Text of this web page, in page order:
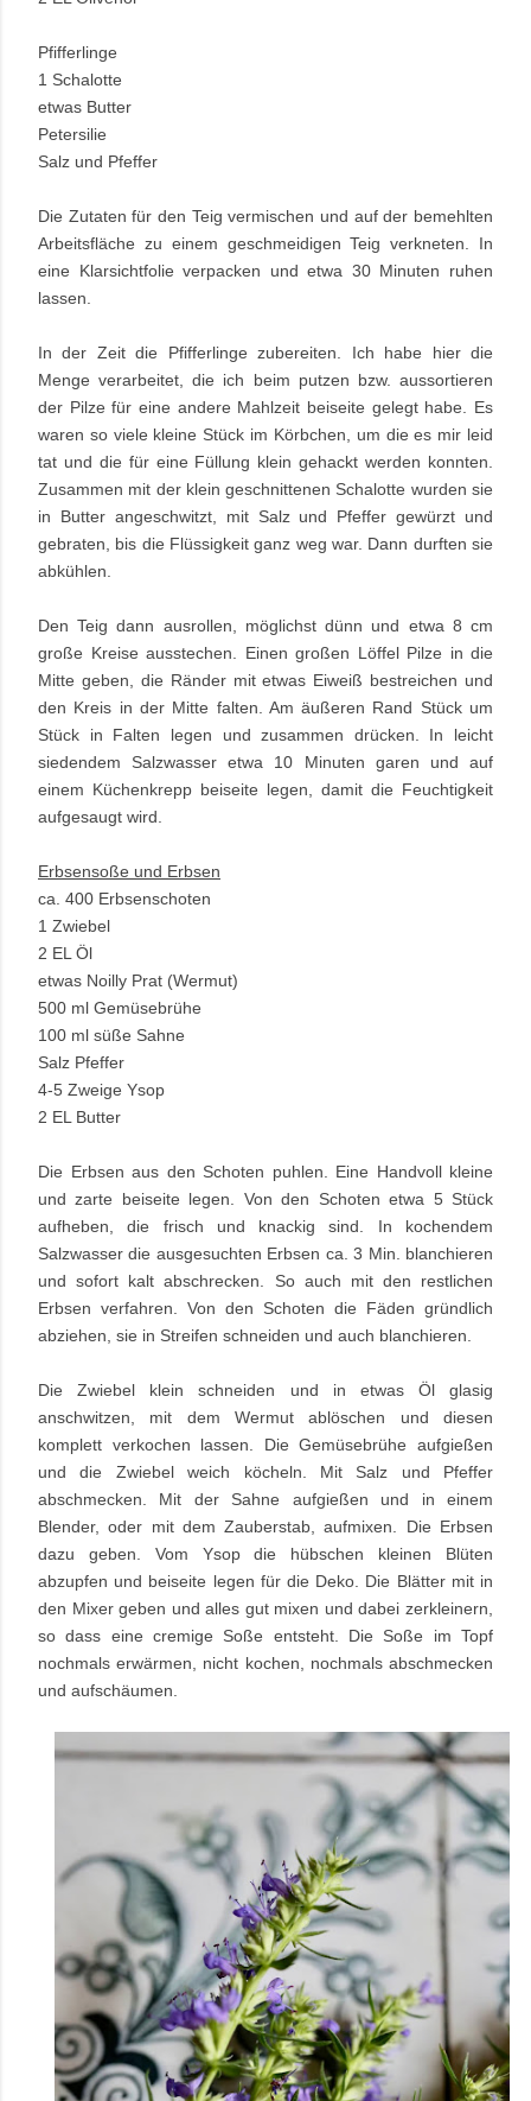
Pfifferlinge
1 Schalotte
etwas Butter
Petersilie
Salz und Pfeffer
Die Zutaten für den Teig vermischen und auf der bemehlten
Arbeitsfläche zu einem geschmeidigen Teig verkneten. In
eine Klarsichtfolie verpacken und etwa 30 Minuten ruhen
lassen.
In der Zeit die Pfifferlinge zubereiten. Ich habe hier die
Menge verarbeitet, die ich beim putzen bzw. aussortieren
der Pilze für eine andere Mahlzeit beiseite gelegt habe. Es
waren so viele kleine Stück im Körbchen, um die es mir leid
tat und die für eine Füllung klein gehackt werden konnten.
Zusammen mit der klein geschnittenen Schalotte wurden sie
in Butter angeschwitzt, mit Salz und Pfeffer gewürzt und
gebraten, bis die Flüssigkeit ganz weg war. Dann durften sie
abkühlen.
Den Teig dann ausrollen, möglichst dünn und etwa 8 cm
große Kreise ausstechen. Einen großen Löffel Pilze in die
Mitte geben, die Ränder mit etwas Eiweiß bestreichen und
den Kreis in der Mitte falten. Am äußeren Rand Stück um
Stück in Falten legen und zusammen drücken. In leicht
siedendem Salzwasser etwa 10 Minuten garen und auf
einem Küchenkrepp beiseite legen, damit die Feuchtigkeit
aufgesaugt wird.
Erbsensoße und Erbsen
ca. 400 Erbsenschoten
1 Zwiebel
2 EL Öl
etwas Noilly Prat (Wermut)
500 ml Gemüsebrühe
100 ml süße Sahne
Salz Pfeffer
4-5 Zweige Ysop
2 EL Butter
Die Erbsen aus den Schoten puhlen. Eine Handvoll kleine
und zarte beiseite legen. Von den Schoten etwa 5 Stück
aufheben, die frisch und knackig sind. In kochendem
Salzwasser die ausgesuchten Erbsen ca. 3 Min. blanchieren
und sofort kalt abschrecken. So auch mit den restlichen
Erbsen verfahren. Von den Schoten die Fäden gründlich
abziehen, sie in Streifen schneiden und auch blanchieren.
Die Zwiebel klein schneiden und in etwas Öl glasig
anschwitzen, mit dem Wermut ablöschen und diesen
komplett verkochen lassen. Die Gemüsebrühe aufgießen
und die Zwiebel weich köcheln. Mit Salz und Pfeffer
abschmecken. Mit der Sahne aufgießen und in einem
Blender, oder mit dem Zauberstab, aufmixen. Die Erbsen
dazu geben. Vom Ysop die hübschen kleinen Blüten
abzupfen und beiseite legen für die Deko. Die Blätter mit in
den Mixer geben und alles gut mixen und dabei zerkleinern,
so dass eine cremige Soße entsteht. Die Soße im Topf
nochmals erwärmen, nicht kochen, nochmals abschmecken
und aufschäumen.